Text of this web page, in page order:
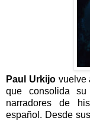
Paul Urkijovuelve
que consolida
narradores de
español. Desde